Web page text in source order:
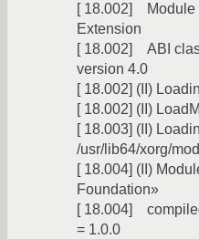
[ 18.002] Module
Extension
[ 18.002] ABI
version 4.0
[ 18.002] (II)
[ 18.002] (II)
[ 18.003] (II)
/usr/lib64/xorg/
[ 18.004] (II)
Foundation»
[ 18.004]
= 1.0.0